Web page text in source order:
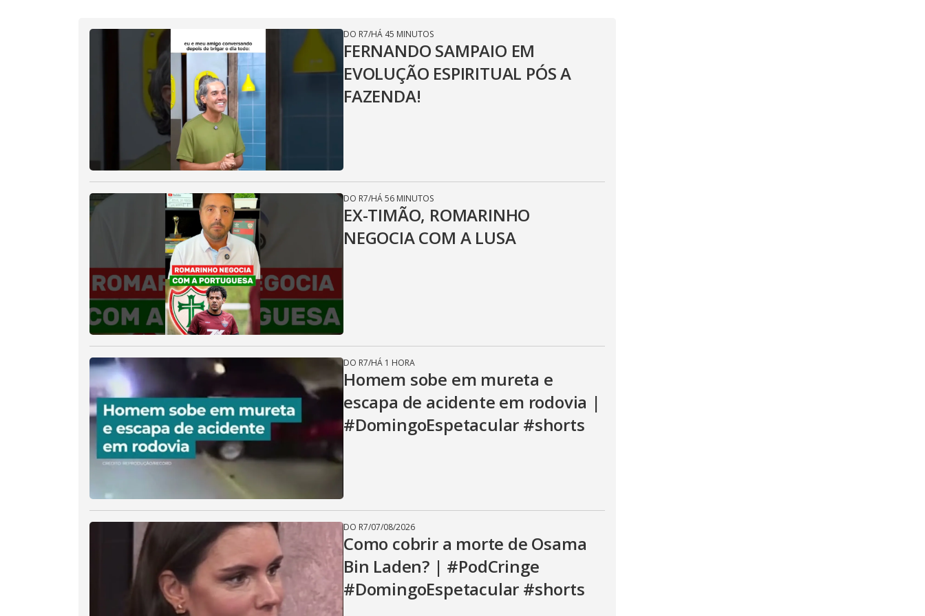
DO R7/HÁ 45 MINUTOS
FERNANDO SAMPAIO EM
EVOLUÇÃO ESPIRITUAL PÓS A
FAZENDA!
DO R7/HÁ 56 MINUTOS
EX-TIMÃO, ROMARINHO
NEGOCIA COM A LUSA
DO R7/HÁ 1 HORA
Homem sobe em mureta e
escapa de acidente em rodovia |
#DomingoEspetacular #shorts
DO R7/07/08/2026
Como cobrir a morte de Osama
Bin Laden? | #PodCringe
#DomingoEspetacular #shorts